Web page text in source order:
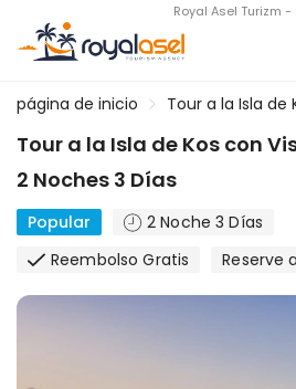
Royal Asel Turizm -
página de inicio Tour a la Isla de
Tour a la Isla de Kos con
2 Noches 3 Días
Popular
2 Noche 3 Días
Reembolso Gratis
Reserve